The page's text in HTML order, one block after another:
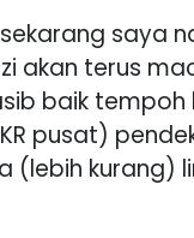
saya
akan terus
baik tempoh
pusat)
(lebih kurang)